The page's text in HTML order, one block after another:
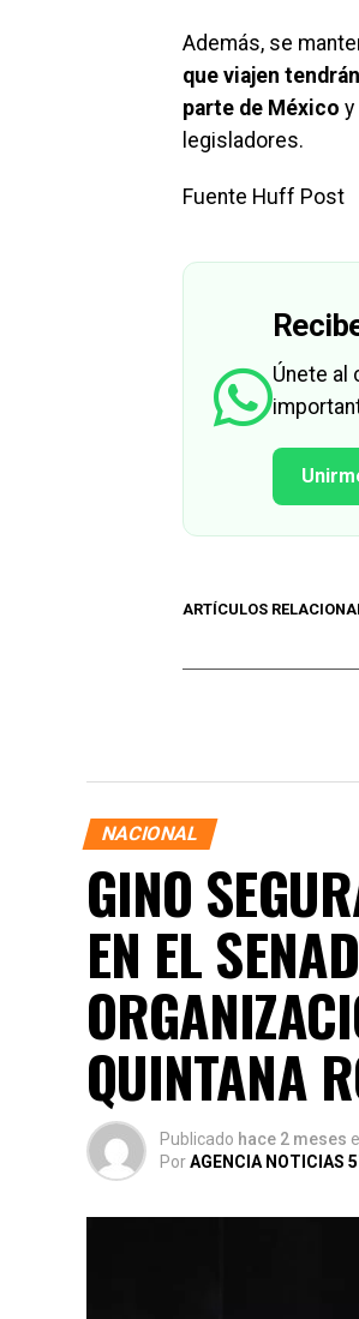
Además, se
que viajen
parte de México y
legisladores.
Fuente Huff Post
Únete al
ARTÍCULOS
NACIONAL
GINO
EN EL
QUINTANA
Publicado hace 2 meses el
PorAGENCIA NOTICIAS